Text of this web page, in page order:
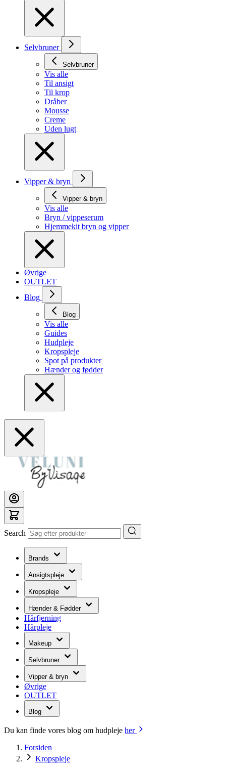
Selvbruner
Selvbruner
Vis alle
Til ansigt
Til krop
Dråber
Mousse
Creme
Uden lugt
Vipper & bryn
Vipper & bryn
Vis alle
Bryn / vippeserum
Hjemmekit bryn og vipper
Øvrige
OUTLET
Blog
Blog
Vis alle
Guides
Hudpleje
Kropspleje
Spot på produkter
Hænder og fødder
Search
Brands
Ansigtspleje
Kropspleje
Hænder & Fødder
Hårfjerning
Hårpleje
Makeup
Selvbruner
Vipper & bryn
Øvrige
OUTLET
Blog
Du kan finde vores blog om hudpleje her
Forsiden
Kropspleje